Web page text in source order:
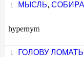
МЫСЛЬ,
hypernym
ГОЛОВУ ЛОМАТЬ